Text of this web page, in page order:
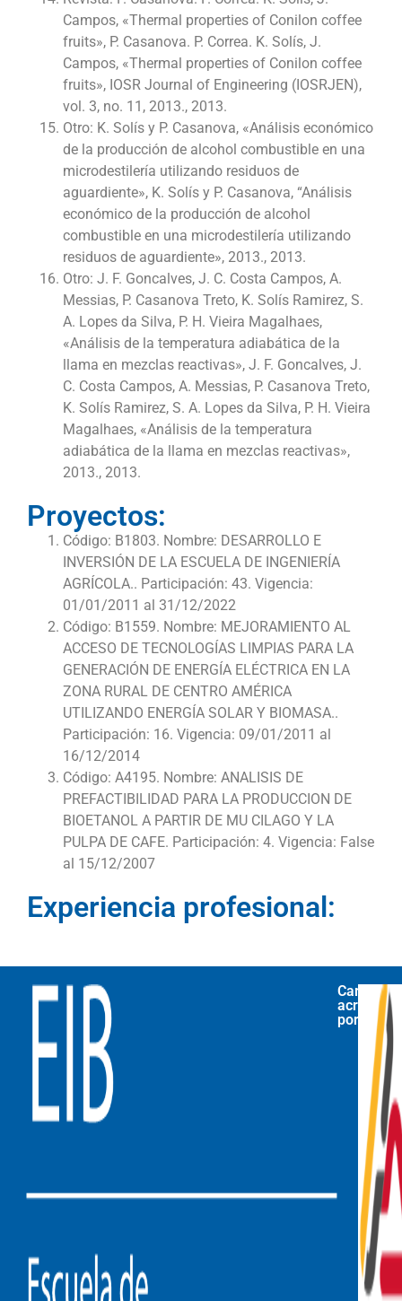
Campos, «Thermal properties of Conilon coffee
fruits», P. Casanova. P. Correa. K. Solís, J.
Campos, «Thermal properties of Conilon coffee
fruits», IOSR Journal of Engineering (IOSRJEN),
vol. 3, no. 11, 2013., 2013.
Otro: K. Solís y P. Casanova, «Análisis económico
de la producción de alcohol combustible en una
microdestilería utilizando residuos de
aguardiente», K. Solís y P. Casanova, “Análisis
económico de la producción de alcohol
combustible en una microdestilería utilizando
residuos de aguardiente», 2013., 2013.
Otro: J. F. Goncalves, J. C. Costa Campos, A.
Messias, P. Casanova Treto, K. Solís Ramirez, S.
A. Lopes da Silva, P. H. Vieira Magalhaes,
«Análisis de la temperatura adiabática de la
llama en mezclas reactivas», J. F. Goncalves, J.
C. Costa Campos, A. Messias, P. Casanova Treto,
K. Solís Ramirez, S. A. Lopes da Silva, P. H. Vieira
Magalhaes, «Análisis de la temperatura
adiabática de la llama en mezclas reactivas»,
2013., 2013.
Proyectos:
Código: B1803. Nombre: DESARROLLO E
INVERSIÓN DE LA ESCUELA DE INGENIERÍA
AGRÍCOLA.. Participación: 43. Vigencia:
01/01/2011 al 31/12/2022
Código: B1559. Nombre: MEJORAMIENTO AL
ACCESO DE TECNOLOGÍAS LIMPIAS PARA LA
GENERACIÓN DE ENERGÍA ELÉCTRICA EN LA
ZONA RURAL DE CENTRO AMÉRICA
UTILIZANDO ENERGÍA SOLAR Y BIOMASA..
Participación: 16. Vigencia: 09/01/2011 al
16/12/2014
Código: A4195. Nombre: ANALISIS DE
PREFACTIBILIDAD PARA LA PRODUCCION DE
BIOETANOL A PARTIR DE MU CILAGO Y LA
PULPA DE CAFE. Participación: 4. Vigencia: False
al 15/12/2007
Experiencia profesional:
Carrera
por